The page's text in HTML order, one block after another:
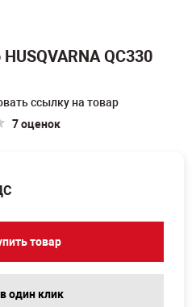
QC330
7 оценок
товар
один клик